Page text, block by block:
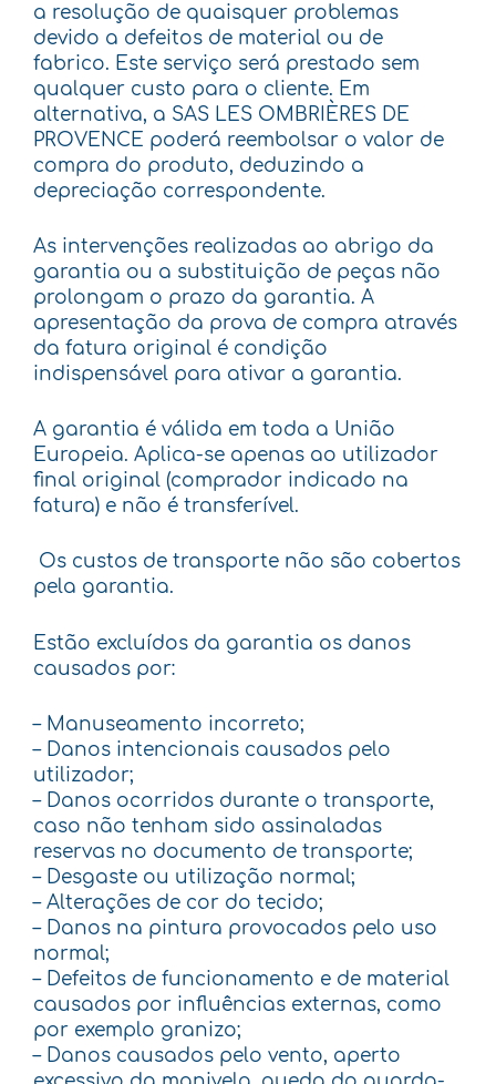
a resolução de quaisquer problemas
devido a defeitos de material ou de
fabrico. Este serviço será prestado sem
qualquer custo para o cliente. Em
alternativa, a SAS LES OMBRIÈRES DE
PROVENCE poderá reembolsar o valor de
compra do produto, deduzindo a
depreciação correspondente.
As intervenções realizadas ao abrigo da
garantia ou a substituição de peças não
prolongam o prazo da garantia. A
apresentação da prova de compra através
da fatura original é condição
indispensável para ativar a garantia.
A garantia é válida em toda a União
Europeia. Aplica-se apenas ao utilizador
final original (comprador indicado na
fatura) e não é transferível.
Os custos de transporte não são cobertos
pela garantia.
Estão excluídos da garantia os danos
causados por:
– Manuseamento incorreto;
– Danos intencionais causados pelo
utilizador;
– Danos ocorridos durante o transporte,
caso não tenham sido assinaladas
reservas no documento de transporte;
– Desgaste ou utilização normal;
– Alterações de cor do tecido;
– Danos na pintura provocados pelo uso
normal;
– Defeitos de funcionamento e de material
causados por influências externas, como
por exemplo granizo;
– Danos causados pelo vento, aperto